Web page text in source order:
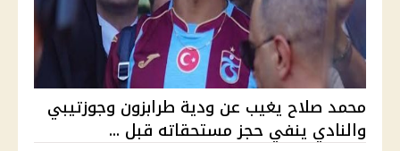
محمد صلاح يغيب عن ودية طرابزون وجوزتيبي
والنادي ينفي حجز مستحقاته قبل ...